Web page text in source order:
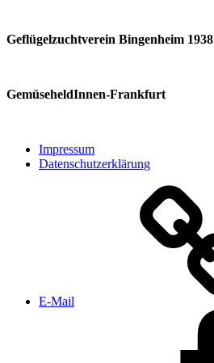
Geflügelzuchtverein Bingenheim 1938
GemüseheldInnen-Frankfurt
Impressum
Datenschutzerklärung
E‑Mail